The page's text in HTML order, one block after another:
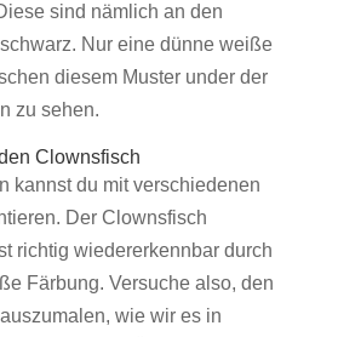
sind nämlich an den
Nur eine dünne weiße
diesem Muster under der
zu sehen.
Clownsfisch
kannst du mit verschiedenen
Der Clownsfisch
richtig wiedererkennbar durch
Färbung. Versuche also, den
wie wir es in